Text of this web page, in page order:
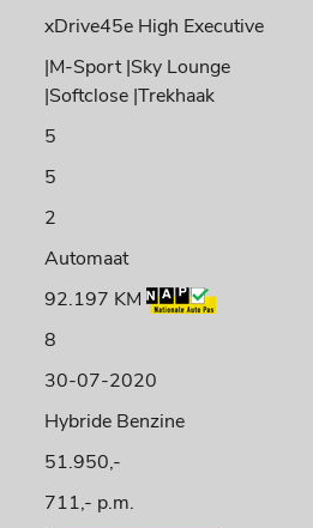
xDrive45e High Executive
|M-Sport |Sky Lounge
|Softclose |Trekhaak
5
5
2
Automaat
92.197 KM
8
30-07-2020
Hybride Benzine
51.950,-
711,- p.m.